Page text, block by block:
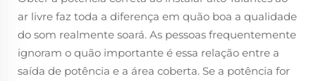
ar livre faz toda a diferença em quão boa a qualidade
do som realmente soará. As pessoas frequentemente
ignoram o quão importante é essa relação entre a
saída de potência e a área coberta. Se a potência for